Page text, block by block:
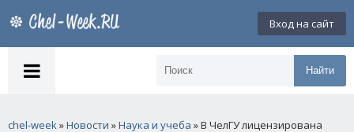
Вход на сайт
Найти
chel-week»Новости »Наука и учеба » В ЧелГУ лицензирована